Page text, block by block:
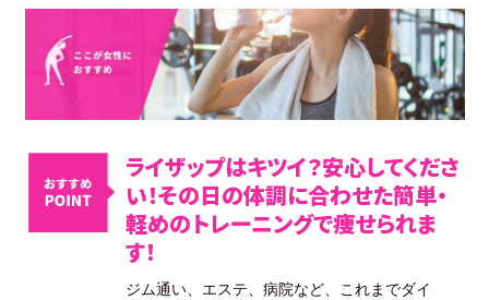
ライザップはキツイ？安心してくださ
い！その日の体調に合わせた簡単・
軽めのトレーニングで痩せられま
す！
ジム通い、エステ、病院など、これまでダイ